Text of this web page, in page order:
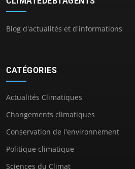
Blog d'actualités et d'informations
CATÉGORIES
Actualités Climatiques
Changements climatiques
Conservation de l'environnement
Politique climatique
Sciences du Climat